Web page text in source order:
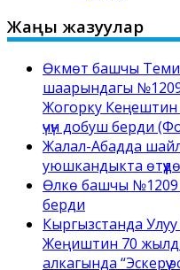
Жаңы жазуулар
Өкмөт башчы
шаарындагы
Жогорку
үчүн добуш берди
Жалал-Абадда
уюшкандыкта
Өлкө башчы №1209
берди
Кыргызстанда
Жеңиштин 70
алкагында